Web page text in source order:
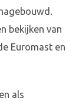
bekijken van
Euromast en
als